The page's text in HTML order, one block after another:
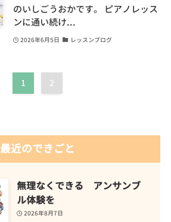
のいしごうおかです。 ピアノレッス
ンに通い続け...
2026年6月5日 レッスンブログ
1 2
最近のできごと
無理なくできる アンサンブ
ル体験を
2026年8月7日